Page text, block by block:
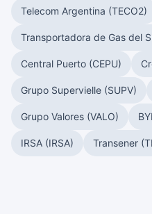
Telecom Argentina (TECO2)
Transportadora de Gas del
Central Puerto (CEPU)
Grupo Supervielle (SUPV)
Grupo Valores (VALO)
IRSA (IRSA) Transener